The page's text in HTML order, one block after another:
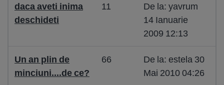
daca aveti inima
deschideti
11
De la: yavrum
14 Ianuarie
2009 12:13
Un an plin de
minciuni....de ce?
66
De la: estela 30
Mai 2010 04:26